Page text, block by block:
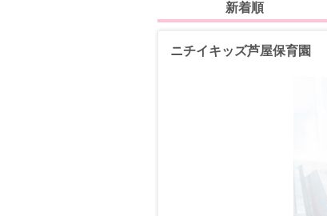
新着順
ニチイキッズ芦屋保育園